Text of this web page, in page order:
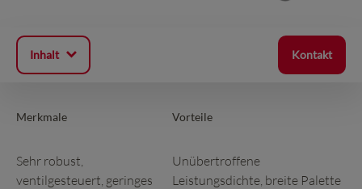
Inhalt Kontakt
Merkmale
Sehr robust,
ventilgesteuert, geringes
Vorteile
Unübertroffene
Leistungsdichte, breite Palette